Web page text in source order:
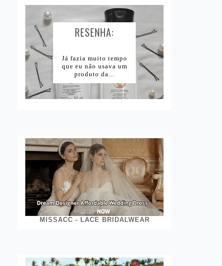
RESENHA:
CONDICIONADOR
BOMBA DE
VITAMINAS SKALA...
Já fazia muito tempo
que eu não usava um
produto da...
MISSACC - LACE BRIDALWEAR